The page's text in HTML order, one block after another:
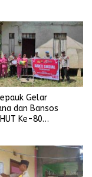
Gelar
dan Bansos
Ke-80